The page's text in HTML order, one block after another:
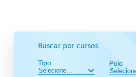
Buscar por cursos
Tipo Polo